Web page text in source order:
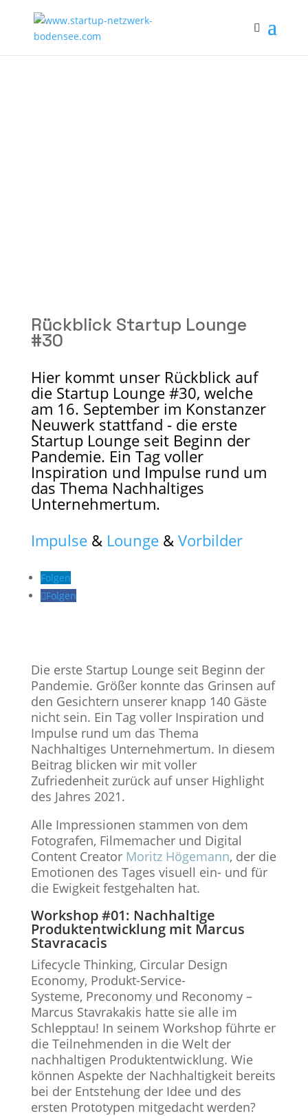
Rückblick Startup Lounge
#30
Hier kommt unser Rückblick auf
die Startup Lounge #30, welche
am 16. September im Konstanzer
Neuwerk stattfand - die erste
Startup Lounge seit Beginn der
Pandemie. Ein Tag voller
Inspiration und Impulse rund um
das Thema Nachhaltiges
Unternehmertum.
Impulse& Lounge& Vorbilder
Folgen
Folgen
Die erste Startup Lounge seit Beginn der
Pandemie. Größer konnte das Grinsen auf
den Gesichtern unserer knapp 140 Gäste
nicht sein. Ein Tag voller Inspiration und
Impulse rund um das Thema
Nachhaltiges Unternehmertum. In diesem
Beitrag blicken wir mit voller
Zufriedenheit zurück auf unser Highlight
des Jahres 2021.
Alle Impressionen stammen von dem
Fotografen, Filmemacher und Digital
Content Creator Moritz Högemann, der die
Emotionen des Tages visuell ein- und für
die Ewigkeit festgehalten hat.
Workshop #01: Nachhaltige
Produktentwicklung mit Marcus
Stavracacis
Lifecycle Thinking, Circular Design
Economy, Produkt-Service-
Systeme, Preconomy und Reconomy –
Marcus Stavrakakis hatte sie alle im
Schlepptau! In seinem Workshop führte er
die Teilnehmenden in die Welt der
nachhaltigen Produktentwicklung. Wie
können Aspekte der Nachhaltigkeit bereits
bei der Entstehung der Idee und des
ersten Prototypen mitgedacht werden?